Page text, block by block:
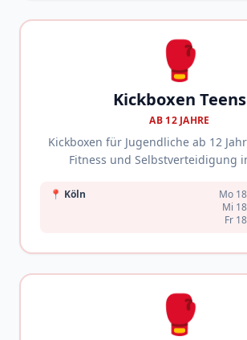
🥊
Kickboxen Teens
AB 12 JAHRE
Kickboxen für Jugendliche ab 12
Fitness und Selbstverteidigung
📍 Köln
Mo
Mi
Fr
🥊